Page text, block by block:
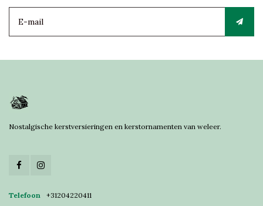
Nostalgische kerstversieringen en kerstornamenten van weleer.
Telefoon
+31204220411